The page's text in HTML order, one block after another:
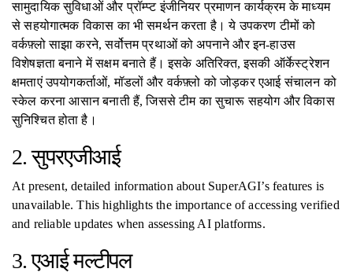
सामुदायिक सुविधाओं और प्रॉम्प्ट इंजीनियर प्रमाणन कार्यक्रम के माध्यम
से सहयोगात्मक विकास का भी समर्थन करता है। ये उपकरण टीमों को
वर्कफ़्लो साझा करने, सर्वोत्तम प्रथाओं को अपनाने और इन-हाउस
विशेषज्ञता बनाने में सक्षम बनाते हैं। इसके अतिरिक्त, इसकी ऑर्केस्ट्रेशन
क्षमताएं उपयोगकर्ताओं, मॉडलों और वर्कफ़्लो को जोड़कर एआई संचालन को
स्केल करना आसान बनाती हैं, जिससे टीम का सुचारू सहयोग और विकास
सुनिश्चित होता है।
2. सुपरएजीआई
At present, detailed information about SuperAGI’s features is
unavailable. This highlights the importance of accessing verified
and reliable updates when assessing AI platforms.
3. एआई मल्टीपल